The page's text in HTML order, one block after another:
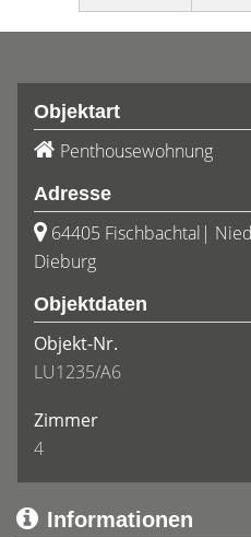
Objektart
Penthousewohnung
Adresse
64405 Fischbachtal|
Dieburg
Objektdaten
Objekt-Nr.
LU1235/A6
Zimmer
4
Informationen